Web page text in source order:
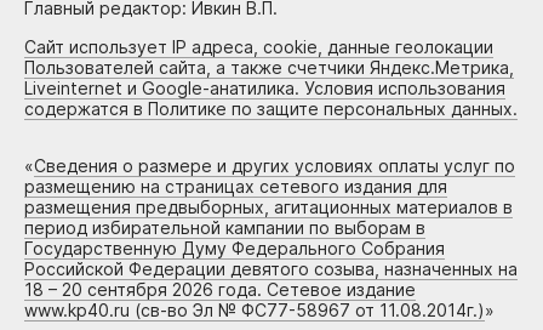
Главный редактор: Ивкин В.П.
Сайт использует IP адреса, cookie, данные геолокации
Пользователей сайта, а также счетчики Яндекс.Метрика,
Liveinternet и Google-анатилика. Условия использования
содержатся в Политике по защите персональных данных.
«Сведения о размере и других условиях оплаты услуг по
размещению на страницах сетевого издания для
размещения предвыборных, агитационных материалов в
период избирательной кампании по выборам в
Государственную Думу Федерального Собрания
Российской Федерации девятого созыва, назначенных на
18 – 20 сентября 2026 года. Сетевое издание
www.kp40.ru (св-во Эл № ФС77-58967 от 11.08.2014г.)»